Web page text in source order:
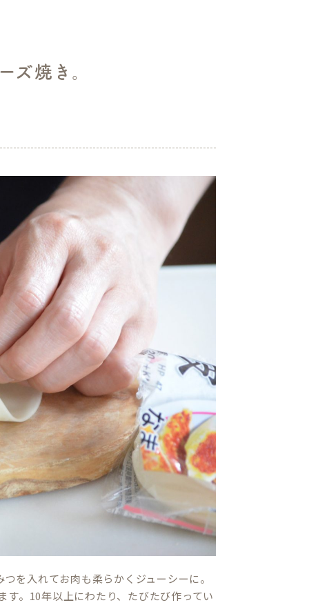
ズ焼き。
を入れてお肉も柔らかくジューシーに。
。10年以上にわたり、たびたび作ってい